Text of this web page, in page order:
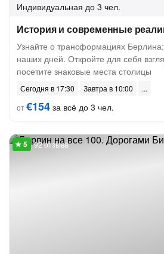
Индивидуальная до 3 чел.
История и современные
Узнайте о трансформациях
наших дней. Откройте для себя
посетите знаковые места столицы
Сегодня в 17:30
Завтра в 10:00
от€154 за всё до 3 чел.
92 отзыва